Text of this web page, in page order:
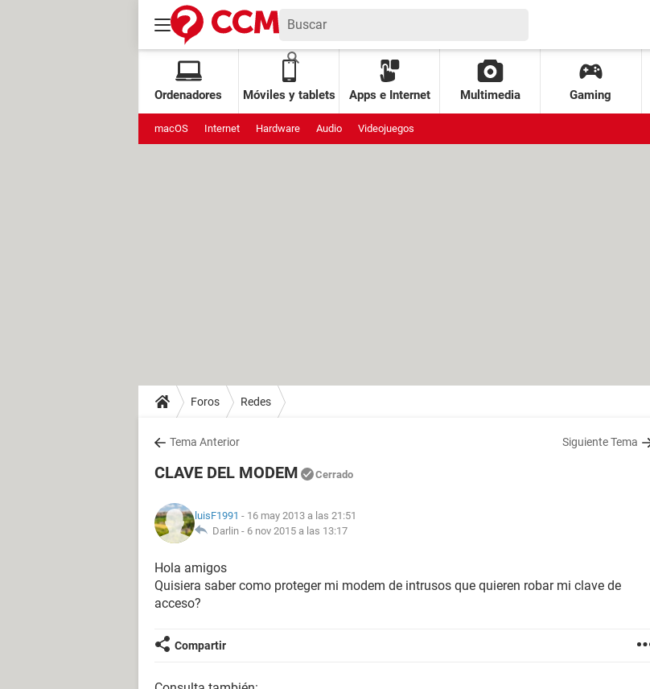
Ordenadores Móviles y tablets Apps e Internet Multimedia Gaming
macOS Internet Hardware Audio Videojuegos
Foros Redes
Tema Anterior Siguiente Tema
CLAVE DEL MODEM Cerrado
luisF1991 - 16 may 2013 a las 21:51
Darlin - 6 nov 2015 a las 13:17
Hola amigos
Quisiera saber como proteger mi modem de intrusos que quieren robar mi clave de
acceso?
Compartir